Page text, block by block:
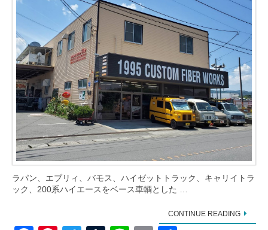
ラパン、エブリィ、バモス、ハイゼットトラック、キャリイトラ
ック、200系ハイエースをベース車輌とした …
CONTINUE READING